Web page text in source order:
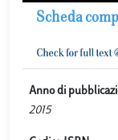
Scheda
Anno di
2015